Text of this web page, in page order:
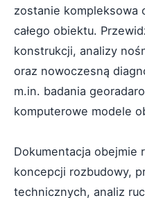
zostanie kompleksowa
całego obiektu.
konstrukcji, analizy
oraz nowoczesną
m.in. badania
komputerowe modele
Dokumentacja obejmie
koncepcji rozbudowy,
technicznych, analiz